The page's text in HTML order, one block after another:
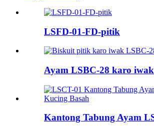
LSFD-01-FD-pitik
Ayam LSBC-28 karo
Kantong Tabung Ayam